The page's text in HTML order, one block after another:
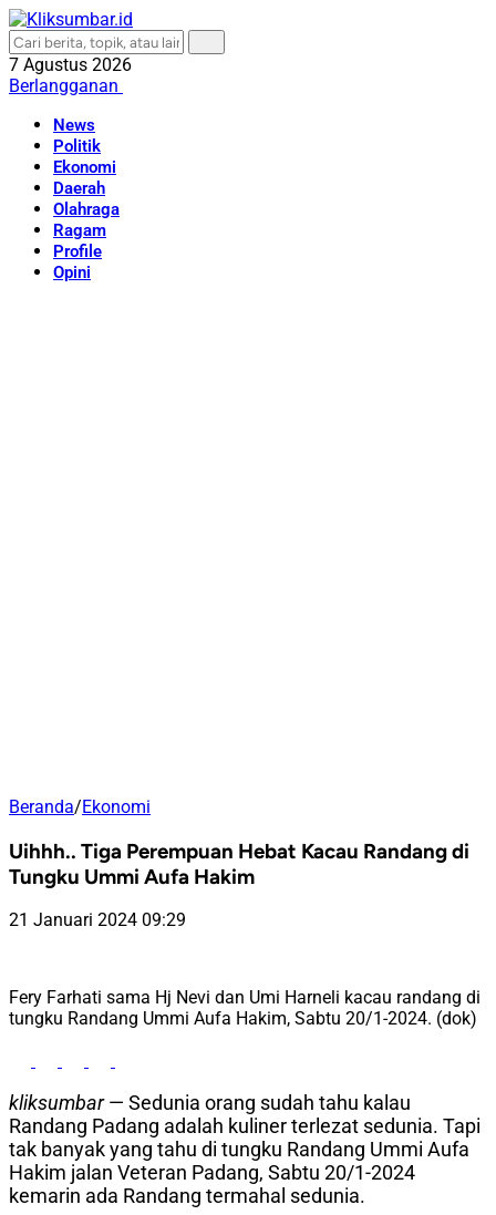
7 Agustus 2026
Berlangganan
News
Politik
Ekonomi
Daerah
Olahraga
Ragam
Profile
Opini
Beranda/Ekonomi
Uihhh.. Tiga Perempuan Hebat Kacau Randang di
Tungku Ummi Aufa Hakim
21 Januari 2024 09:29
Fery Farhati sama Hj Nevi dan Umi Harneli kacau randang di
tungku Randang Ummi Aufa Hakim, Sabtu 20/1-2024. (dok)
kliksumbar— Sedunia orang sudah tahu kalau
Randang Padang adalah kuliner terlezat sedunia. Tapi
tak banyak yang tahu di tungku Randang Ummi Aufa
Hakim jalan Veteran Padang, Sabtu 20/1-2024
kemarin ada Randang termahal sedunia.